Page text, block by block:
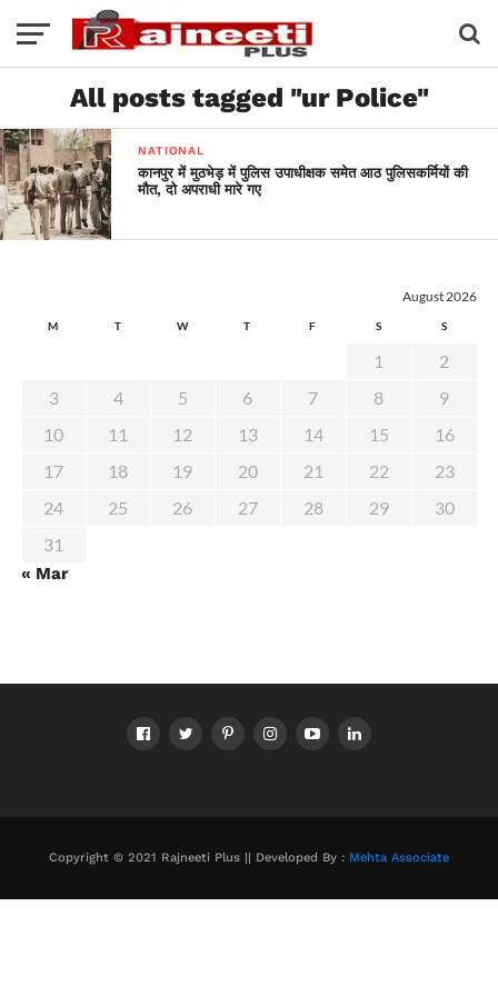
All posts tagged "ur Police"
NATIONAL
कानपुर में मुठभेड़ में पुलिस उपाधीक्षक समेत आठ पुलिसकर्मियों की
मौत, दो अपराधी मारे गए
August 2026
M T W T F S S
1
2
3
4 5 6 7 8
9
10
11 12 13 14 15
16
17
18 19 20 21 22
23
24
25 26 27 28 29
30
31
« Mar
Copyright © 2021 Rajneeti Plus || Developed By : Mehta Associate